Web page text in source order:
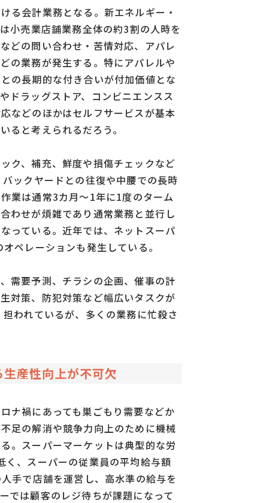
る会計業務となる。新エネルギー・
小売業店舗業務全体の約3割の人時を
どの問い合わせ・苦情対応、アパレ
の業務が発生する。特にアパレルや
の長期的な付き合いが付加価値とな
ドラッグストア、コンビニエンスス
などのほかはセルフサービスが基本
ると考えられるだろう。
ク、補充、鮮度や損傷チェックなど
ックヤードとの往復や中腰での長時
業は通常3カ月～1年に1度のターム
わせが煩雑であり通常業務と並行し
っている。近年では、ネットスーパ
ペレーションも発生している。
需要予測、チラシの企画、催事の計
対策、防犯対策など幅広いタスクが
われているが、多くの業務に忙殺さ
産性向上が不可欠
ナ禍にあっても巣ごもり需要などか
足の解消や競争力向上のために機械
。スーパーマーケットは典型的な労
、スーパーの従業員の平均給与額
手で店舗を運営し、高水準の給与を
では顧客のレジ待ちが課題になって